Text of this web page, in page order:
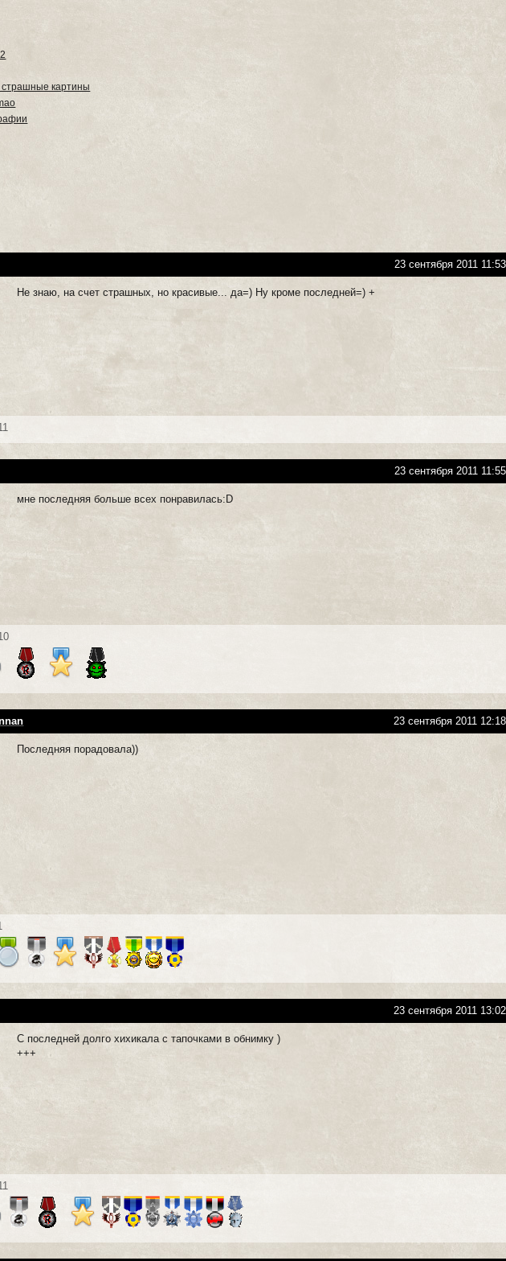
картины
23 сентября 2011 11:53
Не знаю, на счет страшных, но красивые... да=) Ну кроме последней=) +
23 сентября 2011 11:55
мне последняя больше всех понравилась:D
23 сентября 2011 12:18
Последняя порадовала))
23 сентября 2011 13:02
С последней долго хихикала с тапочками в обнимку )
+++